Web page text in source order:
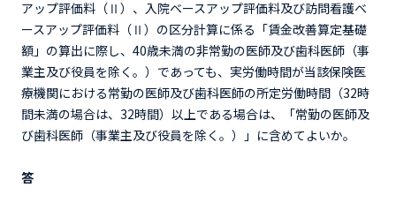
アップ評価料（Ⅱ）、入院ベースアップ評価料及び訪問看護ベ
ースアップ評価料（Ⅱ）の区分計算に係る「賃金改善算定基礎
額」の算出に際し、40歳未満の非常勤の医師及び歯科医師（事
業主及び役員を除く。）であっても、実労働時間が当該保険医
療機関における常勤の医師及び歯科医師の所定労働時間（32時
間未満の場合は、32時間）以上である場合は、「常勤の医師及
び歯科医師（事業主及び役員を除く。）」に含めてよいか。
答